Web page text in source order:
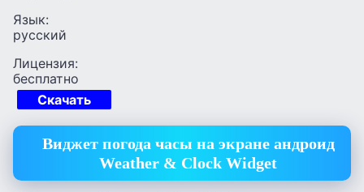
Язык:
русский
Лицензия:
бесплатно
Скачать
Виджет погода часы на экране андроид
Weather & Clock Widget